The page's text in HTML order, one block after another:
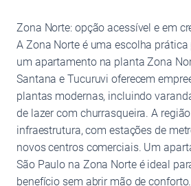
Zona Norte: opção acessível e em
A Zona Norte é uma escolha
um apartamento na planta Zona
Santana e Tucuruvi oferecem
plantas modernas, incluindo
de lazer com churrasqueira. A
infraestrutura, com estações de
novos centros comerciais. Um
São Paulo na Zona Norte é ideal
benefício sem abrir mão de